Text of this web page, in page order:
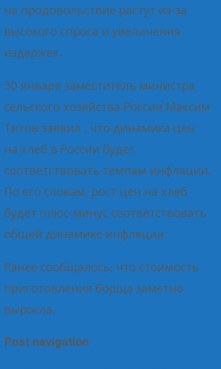
на продовольствие растут из-за
высокого спроса и увеличения
издержек.
30 января заместитель министра
сельского хозяйства России Максим
Титов заявил , что динамика цен
на хлеб в России будет
соответствовать темпам инфляции.
По его словам, рост цен на хлеб
будет плюс-минус соответствовать
общей динамике инфляции.
Ранее сообщалось, что стоимость
приготовления борща заметно
выросла.
Post navigation